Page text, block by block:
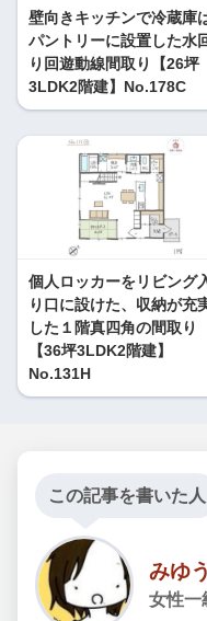
壁向きキッチンで冷蔵庫
パントリーに設置した水
り回遊動線間取り【26坪
3LDK2階建】No.178C
個人ロッカーをリビング
り口に設けた、収納が充
した１階真四角の間取り
【36坪3LDK2階建】
No.131H
この記事を書いた人
みゆう
女性一